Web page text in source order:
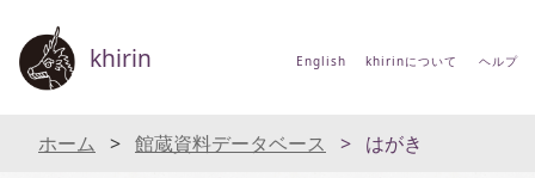
khirin English khirinについて ヘルプ
ホーム 館蔵資料データベース はがき